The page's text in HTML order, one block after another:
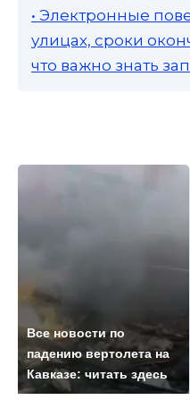
• Электронные
улицах, сроки
что важно знать
Все новости по
падению вертолета на
Кавказе: читать здесь